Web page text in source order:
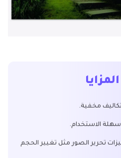
المزايا
مخفية.
الاستخدام.
تحرير الصور مثل تغيير الحجم